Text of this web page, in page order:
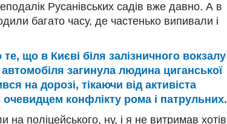
Русанівських садів вже давно. А в
багато часу, де частенько випивали і
що в Києві біля залізничного вокзалу
загинула людина циганської
на дорозі, тікаючи від активіста
конфлікту рома і патрульних.
на поліцейського, ну, і я не витримав хотів